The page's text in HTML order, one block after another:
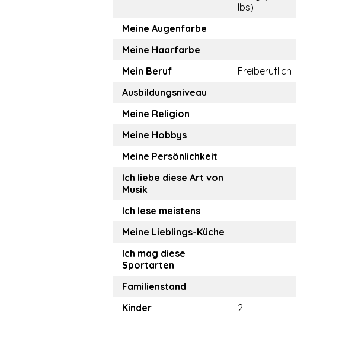
lbs)
Meine Augenfarbe
Meine Haarfarbe
Mein Beruf
Freiberuflich
Ausbildungsniveau
Meine Religion
Meine Hobbys
Meine Persönlichkeit
Ich liebe diese Art von
Musik
Ich lese meistens
Meine Lieblings-Küche
Ich mag diese
Sportarten
Familienstand
Kinder
2